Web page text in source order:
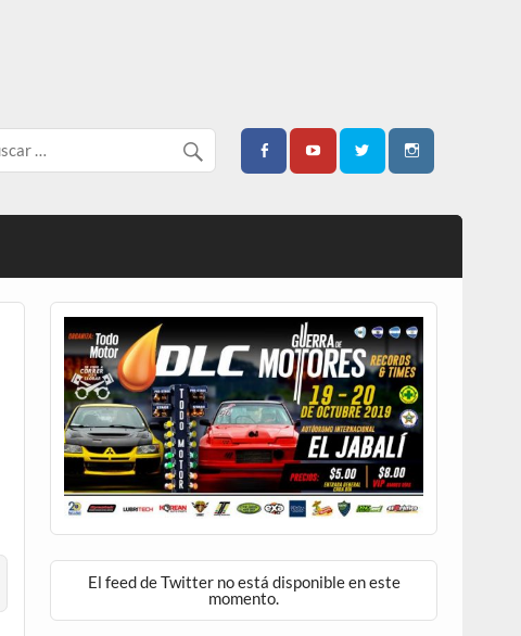
El feed de Twitter no está disponible en este
momento.